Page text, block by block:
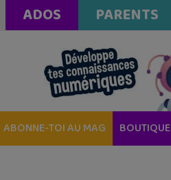
ADOS PARENTS
ABONNE-TOI AU MAG BOUTIQUE